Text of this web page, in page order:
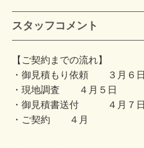
スタッフコメント
【ご契約までの流れ】
・御見積もり依頼 ３月６日
・現地調査 ４月５日
・御見積書送付 ４月７日
・ご契約 ４月